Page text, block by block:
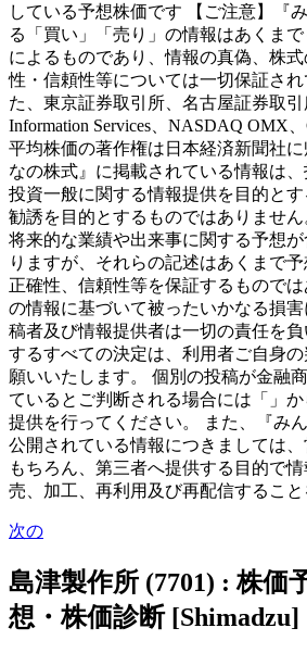
している予想株価です 【ご注意】『
る「買い」「売り」の情報はあくま
によるものであり、情報の真偽、株
性・信頼性等については一切保証され
た、東京証券取引所、名古屋証券取引
Information Services、NASDAQ OMX
平均株価の著作権は日本経済新聞社
なの株式』に掲載されている情報は
投資一般に関する情報提供を目的と
勧誘を目的とするものではありませ
将来的な業績や出来事に関する予想
りますが、それらの記述はあくまで
正確性、信頼性等を保証するもので
の情報に基づいて被ったいかなる損
稿者及び情報提供者は一切の責任を
するすべての決定は、利用者ご自身
願いいたします。 個別の投稿が金融
ているとご判断される場合には「」
提供を行ってください。 また、『み
公開されている情報につきましては
もちろん、第三者へ提供する目的で
売、加工、再利用及び再配信すること
次の
島津製作所 (7701) : 株価
想・株価診断 [Shimadzu]